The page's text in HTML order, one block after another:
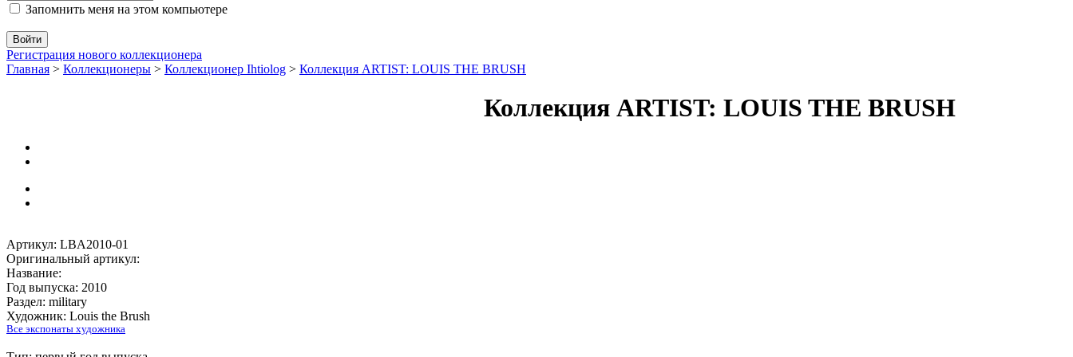
Запомнить меня на этом компьютере
Регистрация нового коллекционера
Главная > Коллекционеры > Коллекционер Ihtiolog > Коллекция ARTIST: LOUIS THE BRUSH
Коллекция ARTIST: LOUIS THE BRUSH
Артикул: LBA2010-01
Оригинальный артикул:
Название:
Год выпуска: 2010
Раздел: military
Художник: Louis the Brush
Все экспонаты художника